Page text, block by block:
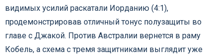
видимых усилий раскатали Иорданию (4:1),
продемонстрировав отличный тонус полузащиты во
главе с Джакой. Против Австралии вернется в раму
Кобель, а схема с тремя защитниками выглядит уже